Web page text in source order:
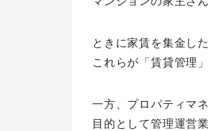
ときに家賃を集金し
これらが「賃貸管理
一方、プロパティマ
目的として管理運営